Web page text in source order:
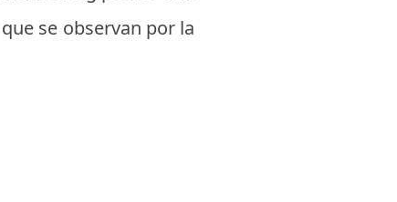
se observan por la